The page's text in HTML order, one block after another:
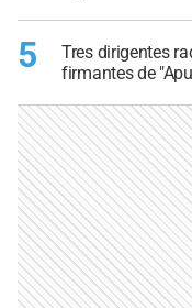
5
Tres dirigentes
firmantes de